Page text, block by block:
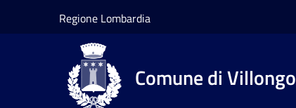
Regione Lombardia
Comune di Villongo